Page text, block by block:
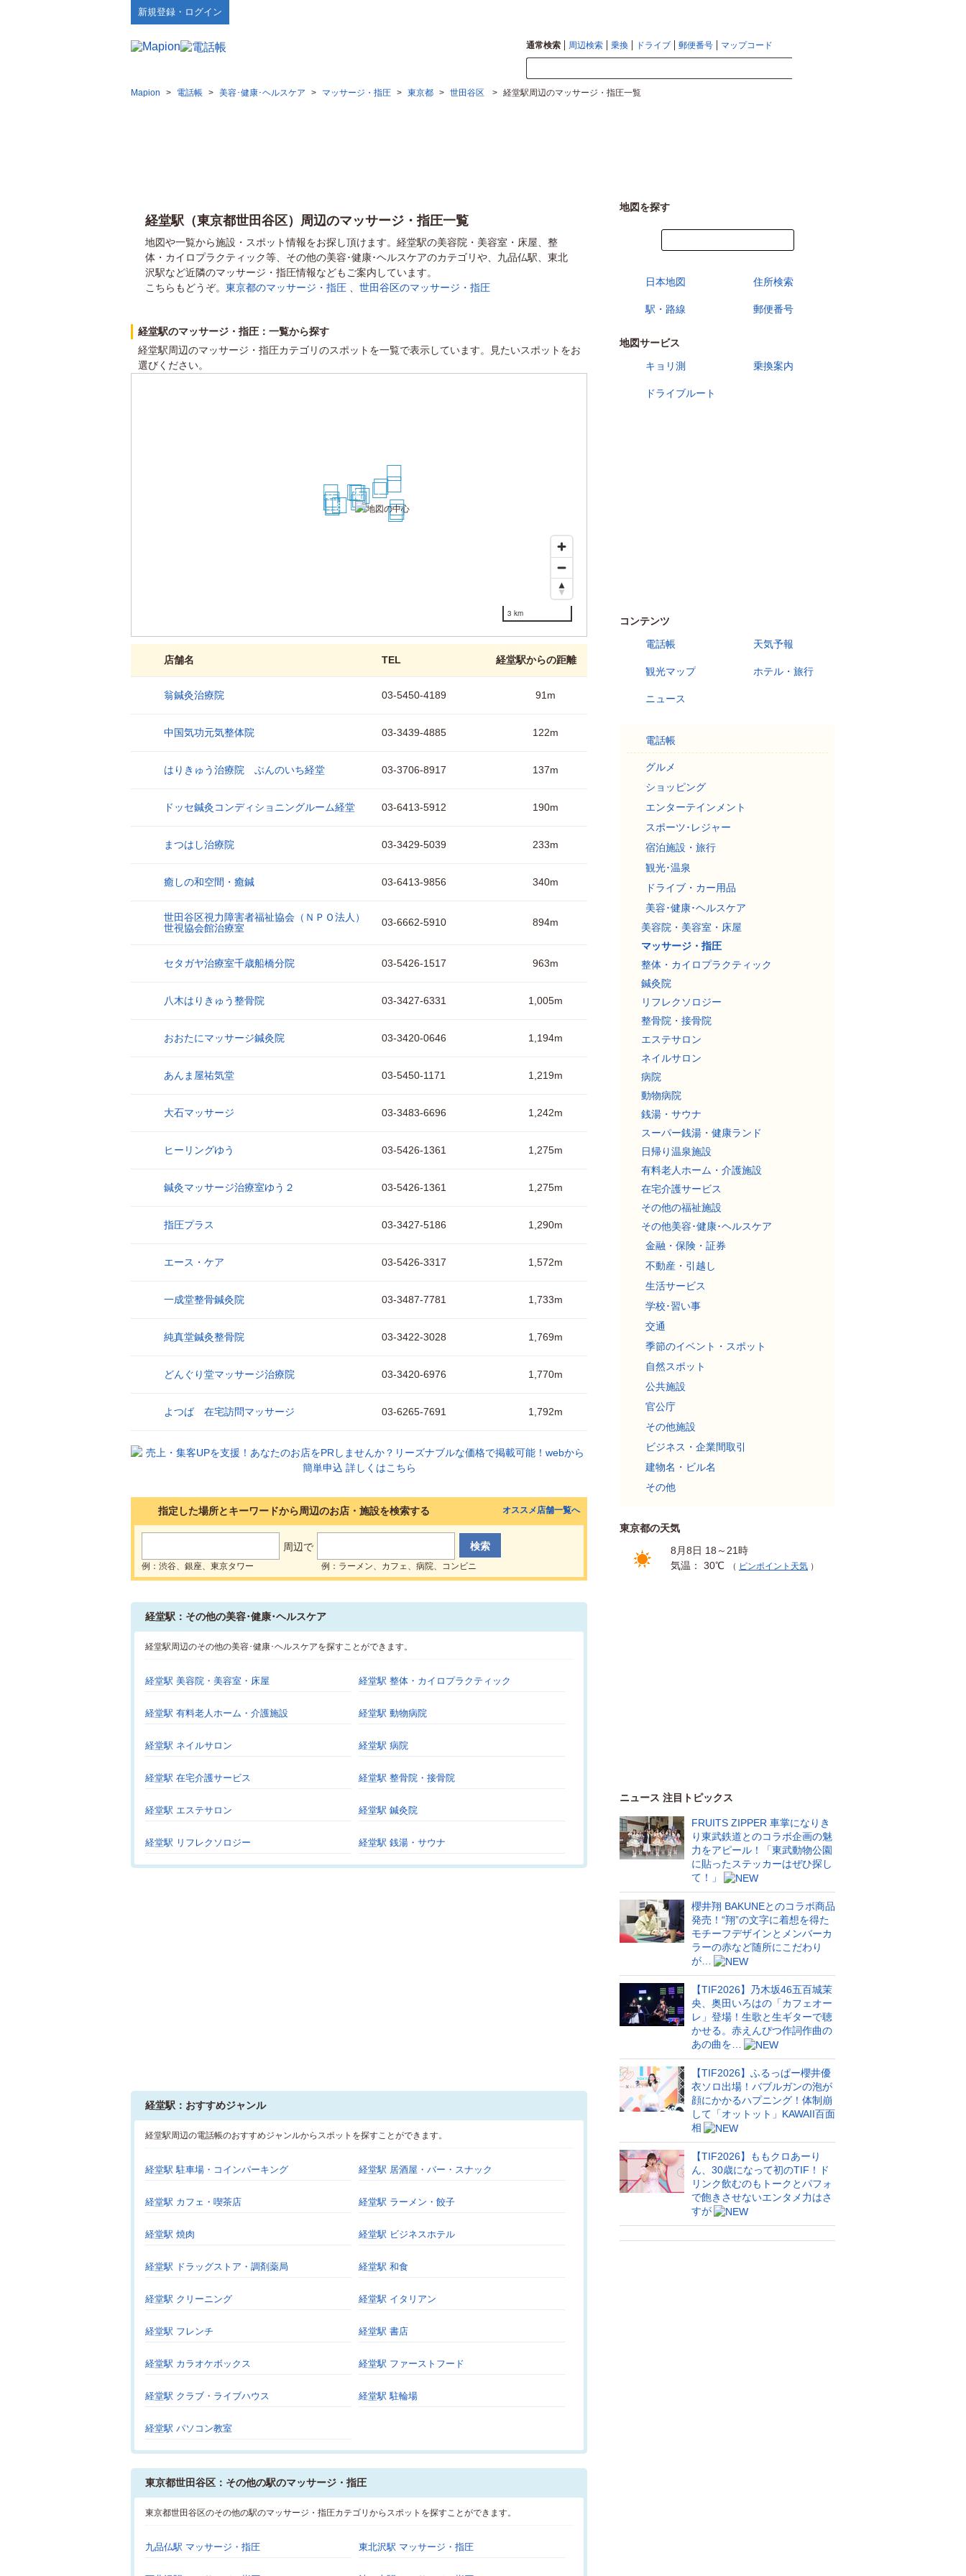
新規登録・ログイン
通常検索 周辺検索 乗換 ドライブ 郵便番号 マップコード
Mapion > 電話帳 > 美容･健康･ヘルスケア > マッサージ・指圧 > 東京都 > 世田谷区 > 経堂駅周辺のマッサージ・指圧一覧
経堂駅（東京都世田谷区）周辺のマッサージ・指圧一覧
地図や一覧から施設・スポット情報をお探し頂けます。経堂駅の美容院・美容室・床屋、整
体・カイロプラクティック等、その他の美容･健康･ヘルスケアのカテゴリや、九品仏駅、東北
沢駅など近隣のマッサージ・指圧情報などもご案内しています。
こちらもどうぞ。 東京都のマッサージ・指圧 世田谷区のマッサージ・指圧
経堂駅のマッサージ・指圧：一覧から探す
経堂駅周辺のマッサージ・指圧カテゴリのスポットを一覧で表示しています。見たいスポットをお
選びください。
1
23
4
5
6
7
8
9
10
11
12
13
14
15
16
17
18
19
20
3 km
店舗名 TEL 経堂駅からの距離
翁鍼灸治療院 03-5450-4189 91m
中国気功元気整体院 03-3439-4885 122m
はりきゅう治療院 ぶんのいち経堂 03-3706-8917 137m
ドッセ鍼灸コンディショニングルーム経堂 03-6413-5912 190m
まつはし治療院 03-3429-5039 233m
癒しの和空間・癒鍼 03-6413-9856 340m
世田谷区視力障害者福祉協会（ＮＰＯ法人）
世視協会館治療室
03-6662-5910 894m
セタガヤ治療室千歳船橋分院 03-5426-1517 963m
八木はりきゅう整骨院 03-3427-6331 1,005m
おおたにマッサージ鍼灸院 03-3420-0646 1,194m
あんま屋祐気堂 03-5450-1171 1,219m
大石マッサージ 03-3483-6696 1,242m
ヒーリングゆう 03-5426-1361 1,275m
鍼灸マッサージ治療室ゆう２ 03-5426-1361 1,275m
指圧プラス 03-3427-5186 1,290m
エース・ケア 03-5426-3317 1,572m
一成堂整骨鍼灸院 03-3487-7781 1,733m
純真堂鍼灸整骨院 03-3422-3028 1,769m
どんぐり堂マッサージ治療院 03-3420-6976 1,770m
よつば 在宅訪問マッサージ 03-6265-7691 1,792m
指定した場所とキーワードから周辺のお店・施設を検索する
周辺で
例：渋谷、銀座、東京タワー 例：ラーメン、カフェ、病院、コンビニ
オススメ店舗一覧へ
経堂駅：その他の美容･健康･ヘルスケア
経堂駅周辺のその他の美容･健康･ヘルスケアを探すことができます。
経堂駅 美容院・美容室・床屋 経堂駅 整体・カイロプラクティック
経堂駅 有料老人ホーム・介護施設 経堂駅 動物病院
経堂駅 ネイルサロン 経堂駅 病院
経堂駅 在宅介護サービス 経堂駅 整骨院・接骨院
経堂駅 エステサロン 経堂駅 鍼灸院
経堂駅 リフレクソロジー 経堂駅 銭湯・サウナ
経堂駅：おすすめジャンル
経堂駅周辺の電話帳のおすすめジャンルからスポットを探すことができます。
経堂駅 駐車場・コインパーキング 経堂駅 居酒屋・バー・スナック
経堂駅 カフェ・喫茶店 経堂駅 ラーメン・餃子
経堂駅 焼肉 経堂駅 ビジネスホテル
経堂駅 ドラッグストア・調剤薬局 経堂駅 和食
経堂駅 クリーニング 経堂駅 イタリアン
経堂駅 フレンチ 経堂駅 書店
経堂駅 カラオケボックス 経堂駅 ファーストフード
経堂駅 クラブ・ライブハウス 経堂駅 駐輪場
経堂駅 パソコン教室
東京都世田谷区：その他の駅のマッサージ・指圧
東京都世田谷区のその他の駅のマッサージ・指圧カテゴリからスポットを探すことができます。
九品仏駅 マッサージ・指圧 東北沢駅 マッサージ・指圧
地図を探す
日本地図 住所検索
駅・路線 郵便番号
地図サービス
キョリ測
乗換案内
ドライブルート
コンテンツ
電話帳
天気予報
観光マップ ホテル・旅行
ニュース
電話帳
グルメ
ショッピング
エンターテインメント
スポーツ･レジャー
宿泊施設・旅行
観光･温泉
ドライブ・カー用品
美容･健康･ヘルスケア
美容院・美容室・床屋
マッサージ・指圧
整体・カイロプラクティック
鍼灸院
リフレクソロジー
整骨院・接骨院
エステサロン
ネイルサロン
病院
動物病院
銭湯・サウナ
スーパー銭湯・健康ランド
日帰り温泉施設
有料老人ホーム・介護施設
在宅介護サービス
その他の福祉施設
その他美容･健康･ヘルスケア
金融・保険・証券
不動産・引越し
生活サービス
学校･習い事
交通
季節のイベント・スポット
自然スポット
公共施設
官公庁
その他施設
ビジネス・企業間取引
建物名・ビル名
その他
東京都の天気
8月8日 18～21時
気温： 30℃
（ ピンポイント天気 ）
ニュース 注目トピックス
FRUITS ZIPPER 車掌になりき
り東武鉄道とのコラボ企画の魅
力をアピール！「東武動物公園
に貼ったステッカーはぜひ探し
て！」
櫻井翔 BAKUNEとのコラボ商品
発売！“翔”の文字に着想を得た
モチーフデザインとメンバーカ
ラーの赤など随所にこだわり
が…
【TIF2026】乃木坂46五百城茉
央、奥田いろはの「カフェオー
レ」登場！生歌と生ギターで聴
かせる。赤えんぴつ作詞作曲の
あの曲を…
【TIF2026】ふるっぱー櫻井優
衣ソロ出場！バブルガンの泡が
顔にかかるハプニング！体制崩
して「オットット」KAWAII百面
相
【TIF2026】ももクロあーり
ん、30歳になって初のTIF！ド
リンク飲むのもトークとパフォ
で飽きさせないエンタメ力はさ
すが